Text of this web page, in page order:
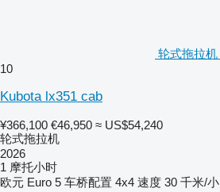
轮式拖拉
10
Kubota lx351 cab
¥366,100 €46,950 ≈ US$54,240
轮式拖拉机
2026
1 摩托小时
欧元 Euro 5 车桥配置 4x4 速度 30 千米/